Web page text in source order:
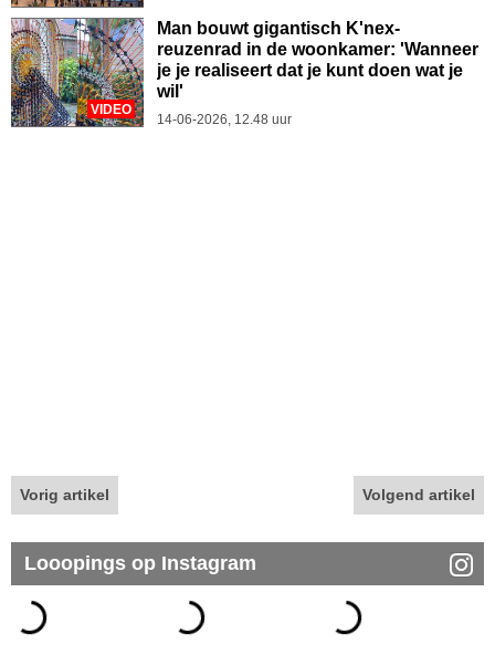
VIDEO
Man bouwt gigantisch K'nex-
reuzenrad in de woonkamer: 'Wanneer
je je realiseert dat je kunt doen wat je
wil'
14-06-2026, 12.48 uur
Vorig artikel Volgend artikel
Looopings op Instagram